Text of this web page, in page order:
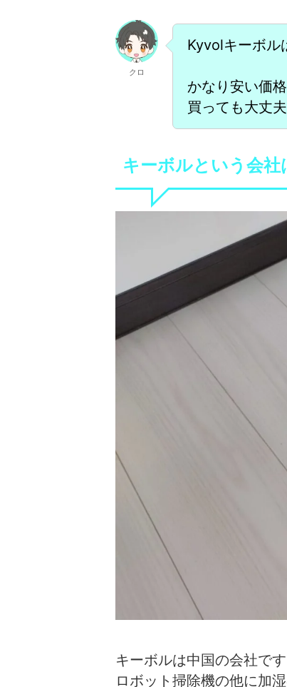
クロ
Kyvolキーボル
かなり安い価
買っても大丈
キーボルという会社
キーボルは中国の会社です
ロボット掃除機の他に加